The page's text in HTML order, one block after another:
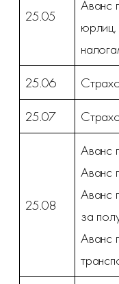
25.05
Аванс
25.06
25.07
25.08
Аванс
Аванс
Аванс
за
Аванс